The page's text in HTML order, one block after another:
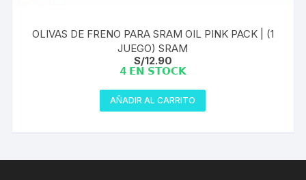
OLIVAS DE FRENO PARA SRAM OIL PINK PACK | (1
JUEGO) SRAM
S/12.90
4 𝗘𝗡 𝗦𝗧𝗢𝗖𝗞
AÑADIR AL CARRITO